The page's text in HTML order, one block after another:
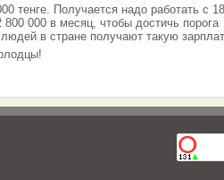
тенге. Получается надо работать с
000 в месяц, чтобы достичь порога
в стране получают такую